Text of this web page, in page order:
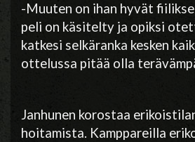
-Muuten on ihan hyvät
peli on käsitelty ja opiksi
katkesi selkäranka kesken
ottelussa pitää olla
Janhunen korostaa
hoitamista. Kamppareilla